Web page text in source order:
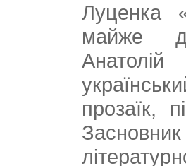
Луценка
майже
прозаїк,